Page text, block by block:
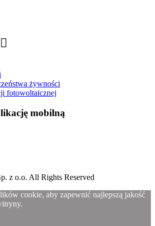

żywności
fotowoltaicznej
mobilną
z o.o. All Rights Reserved
cookie, aby zapewnić najlepszą jakość